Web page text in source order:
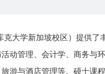
克大学新加坡校区）提供
动管理、会计学、商务与
游与酒店管理等。硕士课